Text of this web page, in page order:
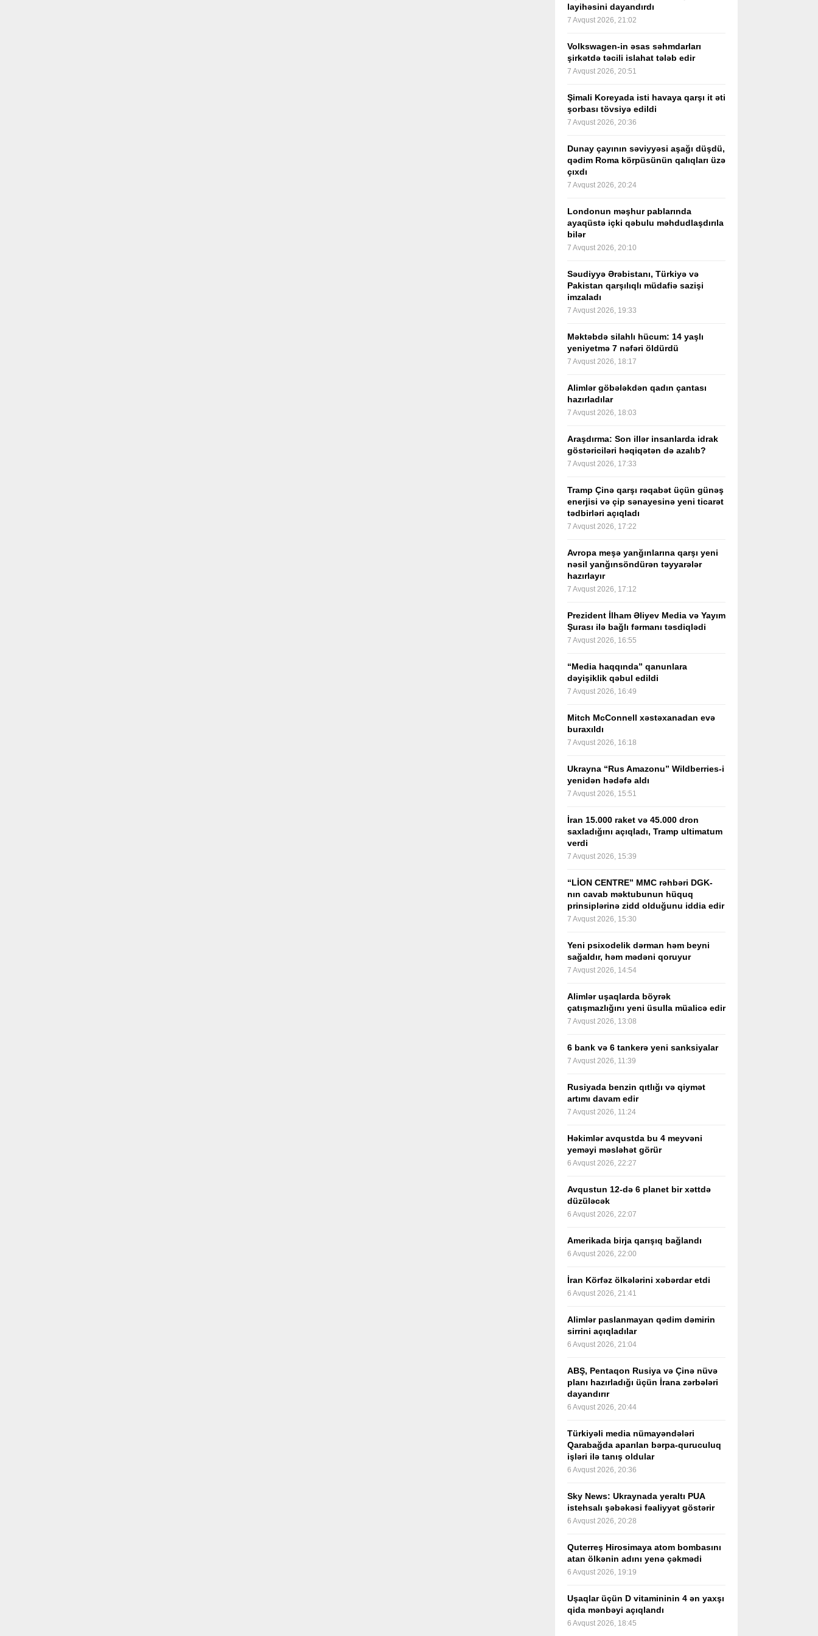
layihəsini dayandırdı
7 Avqust 2026, 21:02
Volkswagen-in əsas səhmdarları
şirkətdə təcili islahat tələb edir
7 Avqust 2026, 20:51
Şimali Koreyada isti havaya qarşı it əti
şorbası tövsiyə edildi
7 Avqust 2026, 20:36
Dunay çayının səviyyəsi aşağı düşdü,
qədim Roma körpüsünün qalıqları üzə
çıxdı
7 Avqust 2026, 20:24
Londonun məşhur pablarında
ayaqüstə içki qəbulu məhdudlaşdırıla
bilər
7 Avqust 2026, 20:10
Səudiyyə Ərəbistanı, Türkiyə və
Pakistan qarşılıqlı müdafiə sazişi
imzaladı
7 Avqust 2026, 19:33
Məktəbdə silahlı hücum: 14 yaşlı
yeniyetmə 7 nəfəri öldürdü
7 Avqust 2026, 18:17
Alimlər göbələkdən qadın çantası
hazırladılar
7 Avqust 2026, 18:03
Araşdırma: Son illər insanlarda idrak
göstəriciləri həqiqətən də azalıb?
7 Avqust 2026, 17:33
Tramp Çinə qarşı rəqabət üçün günəş
enerjisi və çip sənayesinə yeni ticarət
tədbirləri açıqladı
7 Avqust 2026, 17:22
Avropa meşə yanğınlarına qarşı yeni
nəsil yanğınsöndürən təyyarələr
hazırlayır
7 Avqust 2026, 17:12
Prezident İlham Əliyev Media və Yayım
Şurası ilə bağlı fərmanı təsdiqlədi
7 Avqust 2026, 16:55
“Media haqqında” qanunlara
dəyişiklik qəbul edildi
7 Avqust 2026, 16:49
Mitch McConnell xəstəxanadan evə
buraxıldı
7 Avqust 2026, 16:18
Ukrayna “Rus Amazonu” Wildberries-i
yenidən hədəfə aldı
7 Avqust 2026, 15:51
İran 15.000 raket və 45.000 dron
saxladığını açıqladı, Tramp ultimatum
verdi
7 Avqust 2026, 15:39
“LİON CENTRE” MMC rəhbəri DGK-
nın cavab məktubunun hüquq
prinsiplərinə zidd olduğunu iddia edir
7 Avqust 2026, 15:30
Yeni psixodelik dərman həm beyni
sağaldır, həm mədəni qoruyur
7 Avqust 2026, 14:54
Alimlər uşaqlarda böyrək
çatışmazlığını yeni üsulla müalicə edir
7 Avqust 2026, 13:08
6 bank və 6 tankerə yeni sanksiyalar
7 Avqust 2026, 11:39
Rusiyada benzin qıtlığı və qiymət
artımı davam edir
7 Avqust 2026, 11:24
Həkimlər avqustda bu 4 meyvəni
yeməyi məsləhət görür
6 Avqust 2026, 22:27
Avqustun 12-də 6 planet bir xəttdə
düzüləcək
6 Avqust 2026, 22:07
Amerikada birja qarışıq bağlandı
6 Avqust 2026, 22:00
İran Körfəz ölkələrini xəbərdar etdi
6 Avqust 2026, 21:41
Alimlər paslanmayan qədim dəmirin
sirrini açıqladılar
6 Avqust 2026, 21:04
ABŞ, Pentaqon Rusiya və Çinə nüvə
planı hazırladığı üçün İrana zərbələri
dayandırır
6 Avqust 2026, 20:44
Türkiyəli media nümayəndələri
Qarabağda aparılan bərpa-quruculuq
işləri ilə tanış oldular
6 Avqust 2026, 20:36
Sky News: Ukraynada yeraltı PUA
istehsalı şəbəkəsi fəaliyyət göstərir
6 Avqust 2026, 20:28
Quterreş Hirosimaya atom bombasını
atan ölkənin adını yenə çəkmədi
6 Avqust 2026, 19:19
Uşaqlar üçün D vitamininin 4 ən yaxşı
qida mənbəyi açıqlandı
6 Avqust 2026, 18:45